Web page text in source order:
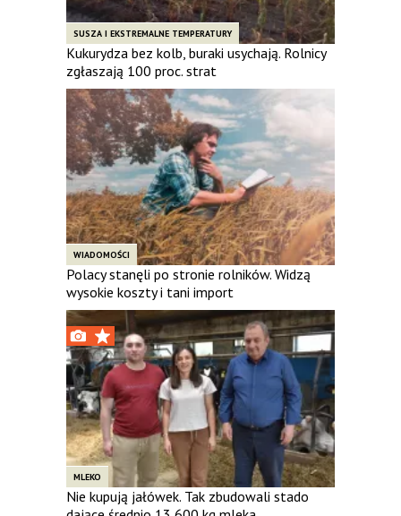
SUSZA I EKSTREMALNE TEMPERATURY
Kukurydza bez kolb, buraki usychają. Rolnicy
zgłaszają 100 proc. strat
WIADOMOŚCI
Polacy stanęli po stronie rolników. Widzą
wysokie koszty i tani import
MLEKO
Nie kupują jałówek. Tak zbudowali stado